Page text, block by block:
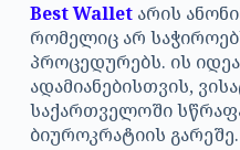
Best Walletარის
რომელიც არ
პროცედურებს. ის
ადამიანებისთვის,
საქართველოში
ბიუროკრატიის გარეშე.